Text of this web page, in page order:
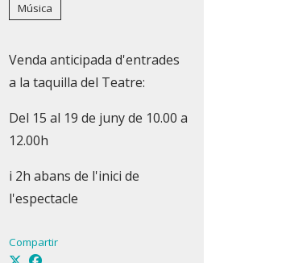
Música
Venda anticipada d'entrades
a la taquilla del Teatre:
Del 15 al 19 de juny de 10.00 a
12.00h
i 2h abans de l'inici de
l'espectacle
Compartir